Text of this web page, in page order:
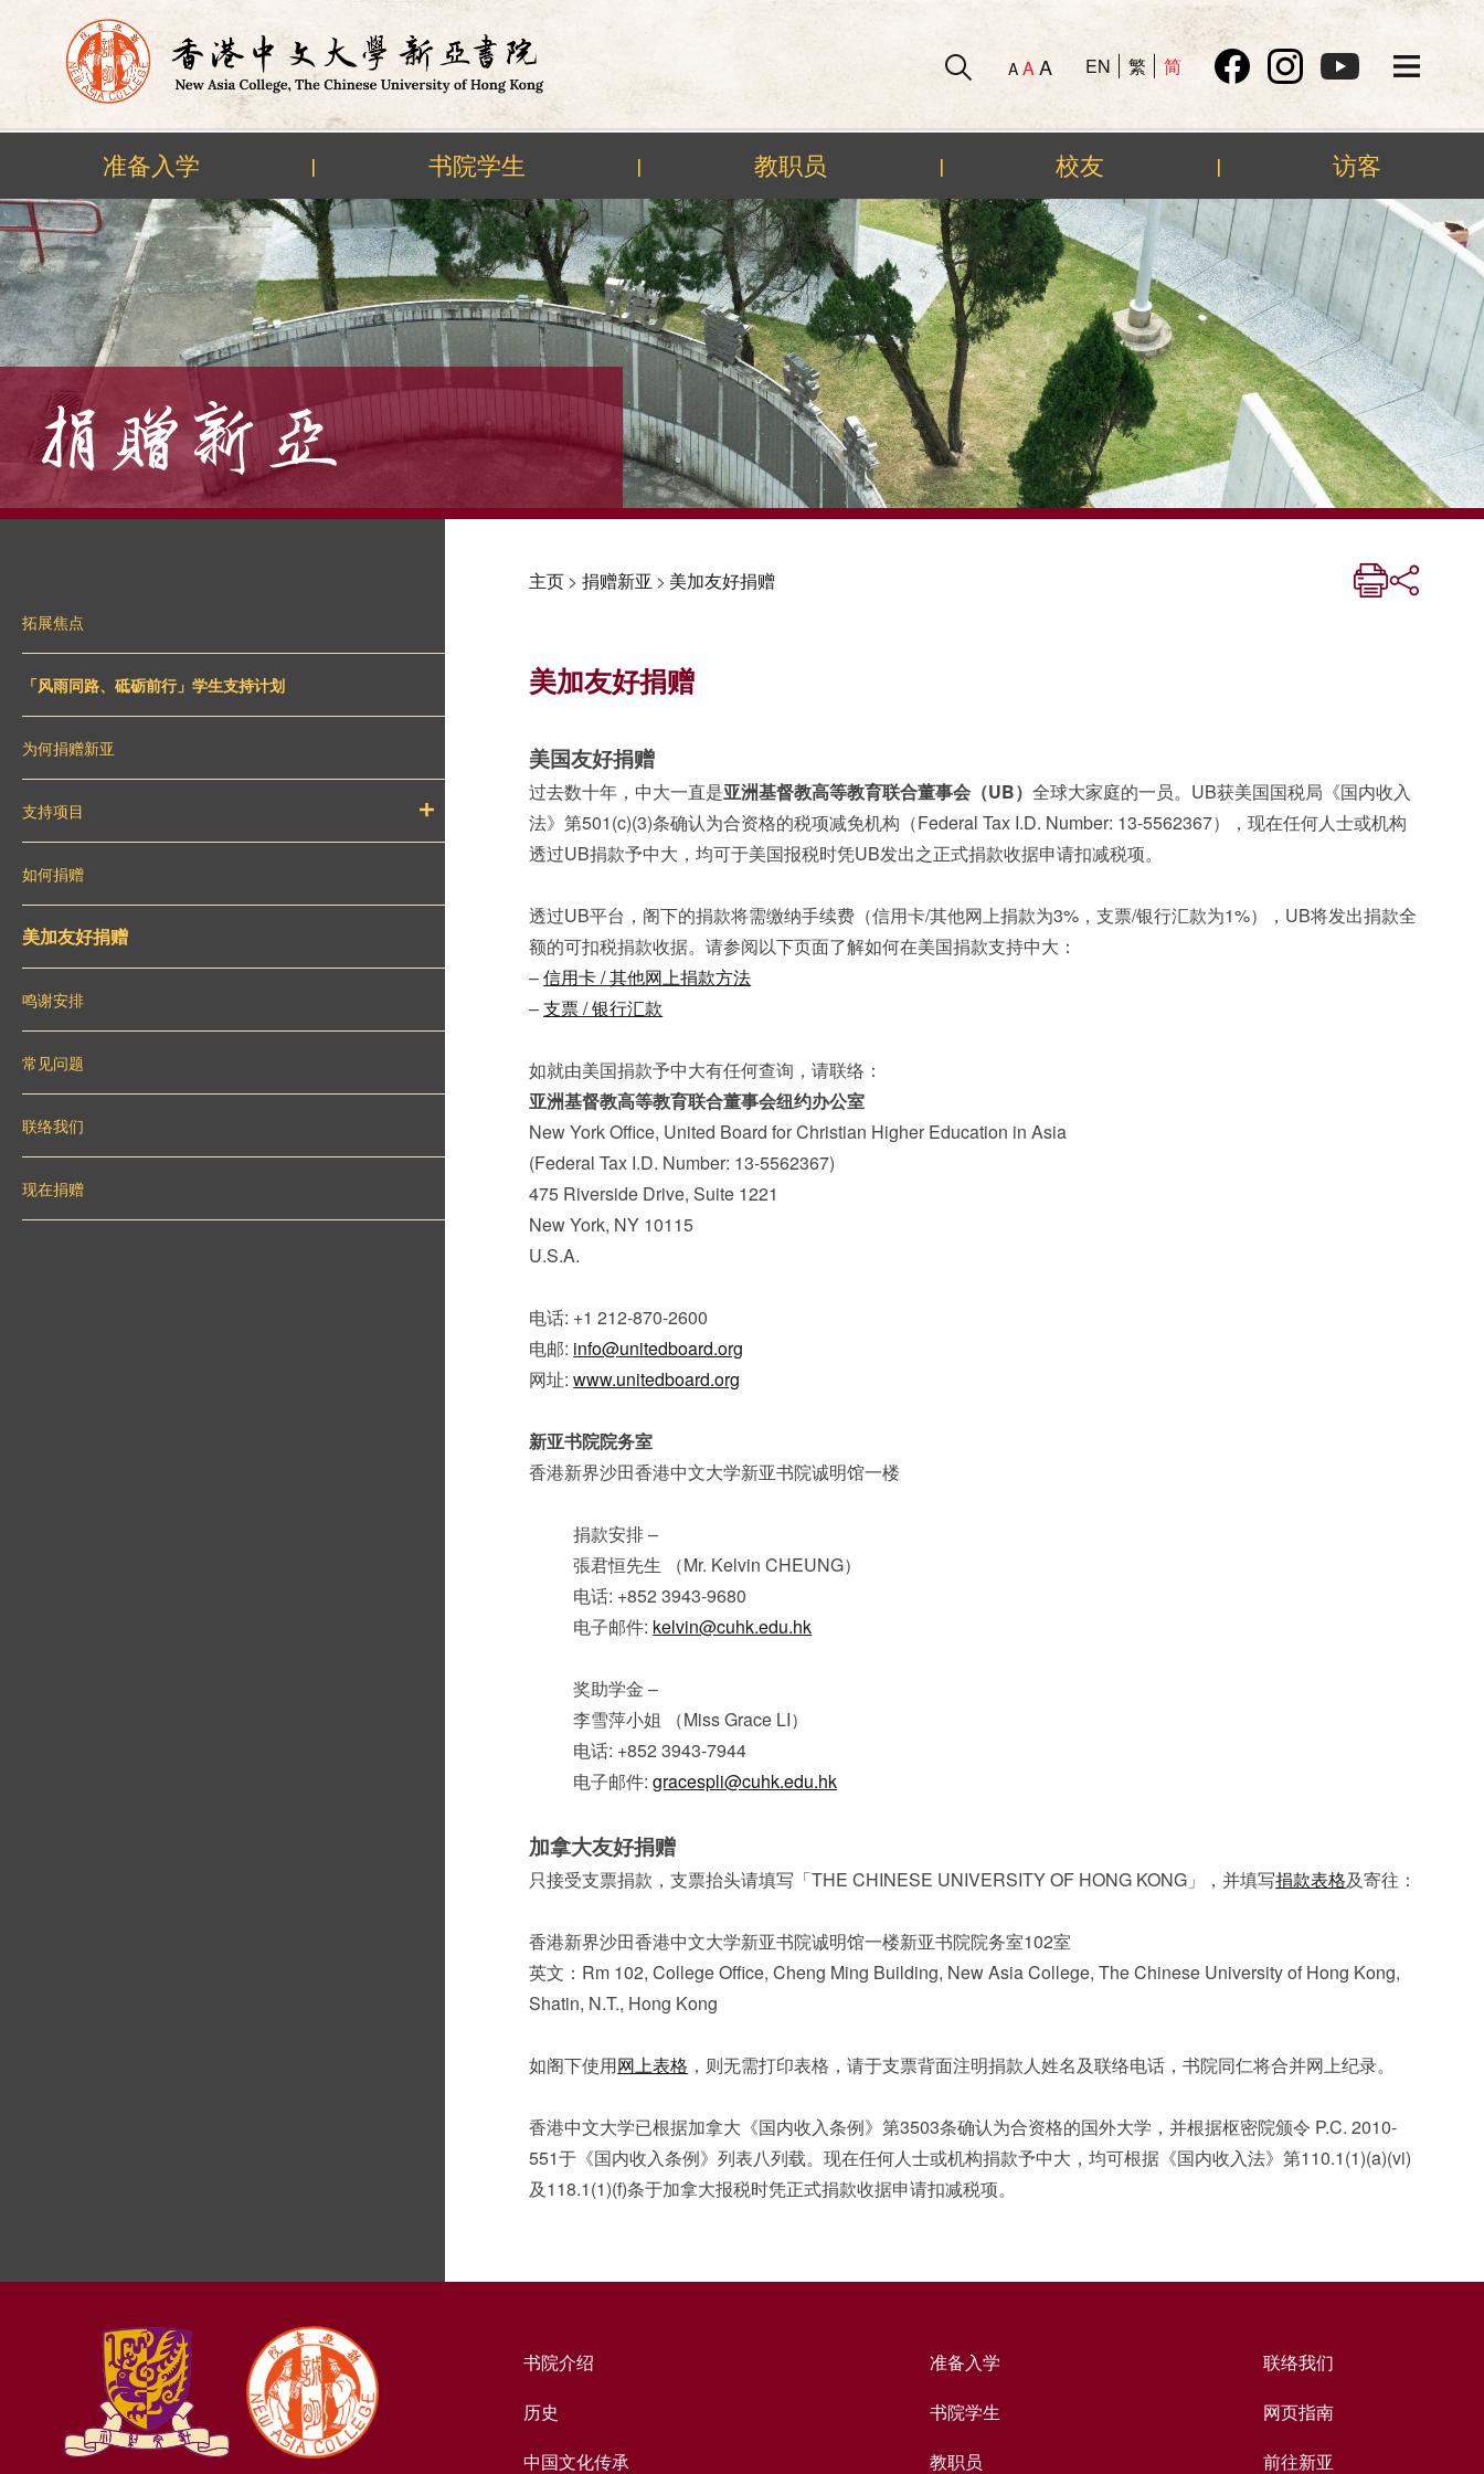
Skip
to
content
A AA EN 繁 简
准备入学 | 书院学生 | 教职员 | 校友 | 访客
拓展焦点
「风雨同路、砥砺前行」学生支持计划
为何捐赠新亚
支持项目
如何捐赠
美加友好捐赠
鸣谢安排
常见问题
联络我们
现在捐赠
主页> 捐赠新亚 > 美加友好捐赠
美加友好捐赠
美国友好捐赠
过去数十年，中大一直是亚洲基督教高等教育联合董事会（UB）全球大家庭的一员。UB获美国国税局《国内收入
法》第501(c)(3)条确认为合资格的税项减免机构（Federal Tax I.D. Number: 13-5562367），现在任何人士或机构
透过UB捐款予中大，均可于美国报税时凭UB发出之正式捐款收据申请扣减税项。
透过UB平台，阁下的捐款将需缴纳手续费（信用卡/其他网上捐款为3%，支票/银行汇款为1%），UB将发出捐款全
额的可扣税捐款收据。请参阅以下页面了解如何在美国捐款支持中大：
–信用卡 / 其他网上捐款方法
–支票 / 银行汇款
如就由美国捐款予中大有任何查询，请联络：
亚洲基督教高等教育联合董事会纽约办公室
New York Office, United Board for Christian Higher Education in Asia
(Federal Tax I.D. Number: 13-5562367)
475 Riverside Drive, Suite 1221
New York, NY 10115
U.S.A.
电话: +1 212-870-2600
电邮: info@unitedboard.org
网址:www.unitedboard.org
新亚书院院务室
香港新界沙田香港中文大学新亚书院诚明馆一楼
捐款安排 –
張君恒先生 （Mr. Kelvin CHEUNG）
电话: +852 3943-9680
电子邮件: kelvin@cuhk.edu.hk
奖助学金 –
李雪萍小姐 （Miss Grace LI）
电话: +852 3943-7944
电子邮件:gracespli@cuhk.edu.hk
加拿大友好捐赠
只接受支票捐款，支票抬头请填写「THE CHINESE UNIVERSITY OF HONG KONG」，并填写捐款表格及寄往：
香港新界沙田香港中文大学新亚书院诚明馆一楼新亚书院院务室102室
英文：Rm 102, College Office, Cheng Ming Building, New Asia College, The Chinese University of Hong Kong,
Shatin, N.T., Hong Kong
如阁下使用网上表格 ，则无需打印表格，请于支票背面注明捐款人姓名及联络电话，书院同仁将合并网上纪录。
香港中文大学已根据加拿大《国内收入条例》第3503条确认为合资格的国外大学，并根据枢密院颁令 P.C. 2010-
551于《国内收入条例》列表八列载。现在任何人士或机构捐款予中大，均可根据《国内收入法》第110.1(1)(a)(vi)
及118.1(1)(f)条于加拿大报税时凭正式捐款收据申请扣减税项。
书院介绍
历史
中国文化传承
准备入学
书院学生
教职员
联络我们
网页指南
前往新亚